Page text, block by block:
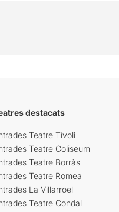
destacats
Teatre Tívoli
Teatre Coliseum
Teatre Borràs
Teatre Romea
La Villarroel
Teatre Condal